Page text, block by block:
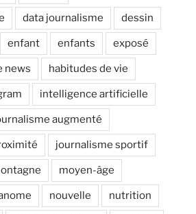
data journalisme dessin
enfant enfants exposé
news habitudes de vie
intelligence artificielle
augmenté
journalisme sportif
moyen-âge
nouvelle nutrition